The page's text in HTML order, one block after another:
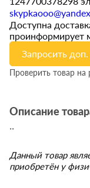
Доступна
проинформирует
Запросить
Проверить товар
Описание
..
Данный товар
приобретён у